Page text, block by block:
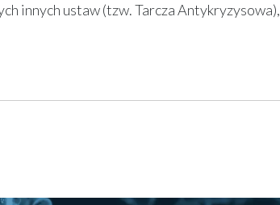
innych ustaw (tzw. Tarcza Antykryzysowa),